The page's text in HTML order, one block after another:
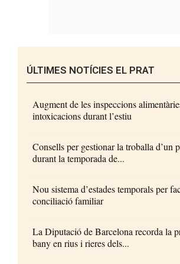
ÚLTIMES NOTÍCIES EL PRAT
Augment de les inspeccions
intoxicacions durant l’estiu
Consells per gestionar la troballa d’un
durant la temporada de...
Nou sistema d’estades temporals per
conciliació familiar
La Diputació de Barcelona recorda la
bany en rius i rieres dels...